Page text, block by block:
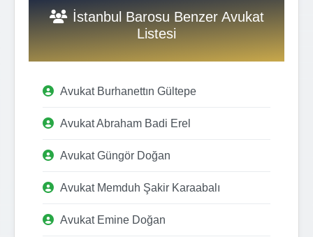
İstanbul Barosu Benzer Avukat
Listesi
Avukat Burhanettın Gültepe
Avukat Abraham Badi Erel
Avukat Güngör Doğan
Avukat Memduh Şakir Karaabalı
Avukat Emine Doğan